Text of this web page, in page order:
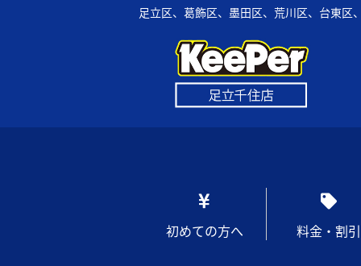
足立区、葛飾区、墨田区、荒川区、台東
初めての方へ 料金・割引